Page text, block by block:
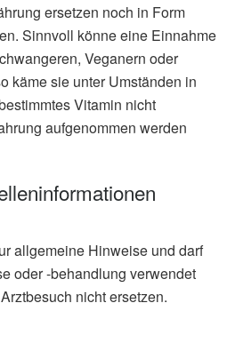
ersetzen noch in Form
Sinnvoll könne eine Einnahme
Veganern oder
käme sie unter Umständen in
Vitamin nicht
aufgenommen werden
allgemeine Hinweise und darf
oder -behandlung verwendet
nicht ersetzen.